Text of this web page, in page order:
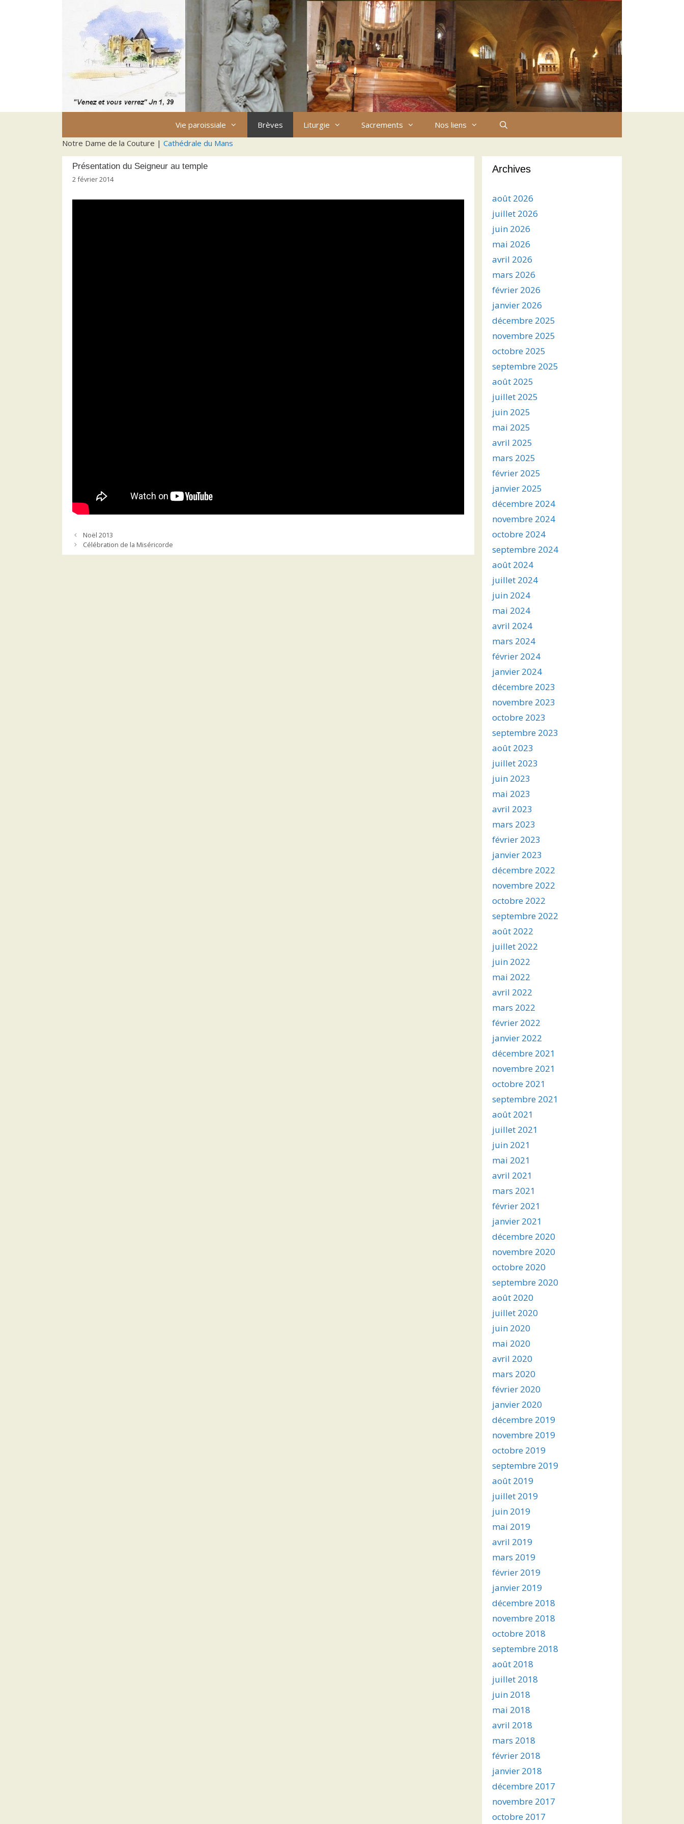
Vie paroissiale Brèves Liturgie Sacrements
Nos liens
Notre Dame de la Couture | Cathédrale du Mans
Présentation du Seigneur au temple
2 février 2014
Noël 2013
Célébration de la Miséricorde
Archives
août 2026
juillet 2026
juin 2026
mai 2026
avril 2026
mars 2026
février 2026
janvier 2026
décembre 2025
novembre 2025
octobre 2025
septembre 2025
août 2025
juillet 2025
juin 2025
mai 2025
avril 2025
mars 2025
février 2025
janvier 2025
décembre 2024
novembre 2024
octobre 2024
septembre 2024
août 2024
juillet 2024
juin 2024
mai 2024
avril 2024
mars 2024
février 2024
janvier 2024
décembre 2023
novembre 2023
octobre 2023
septembre 2023
août 2023
juillet 2023
juin 2023
mai 2023
avril 2023
mars 2023
février 2023
janvier 2023
décembre 2022
novembre 2022
octobre 2022
septembre 2022
août 2022
juillet 2022
juin 2022
mai 2022
avril 2022
mars 2022
février 2022
janvier 2022
décembre 2021
novembre 2021
octobre 2021
septembre 2021
août 2021
juillet 2021
juin 2021
mai 2021
avril 2021
mars 2021
février 2021
janvier 2021
décembre 2020
novembre 2020
octobre 2020
septembre 2020
août 2020
juillet 2020
juin 2020
mai 2020
avril 2020
mars 2020
février 2020
janvier 2020
décembre 2019
novembre 2019
octobre 2019
septembre 2019
août 2019
juillet 2019
juin 2019
mai 2019
avril 2019
mars 2019
février 2019
janvier 2019
décembre 2018
novembre 2018
octobre 2018
septembre 2018
août 2018
juillet 2018
juin 2018
mai 2018
avril 2018
mars 2018
février 2018
janvier 2018
décembre 2017
novembre 2017
octobre 2017